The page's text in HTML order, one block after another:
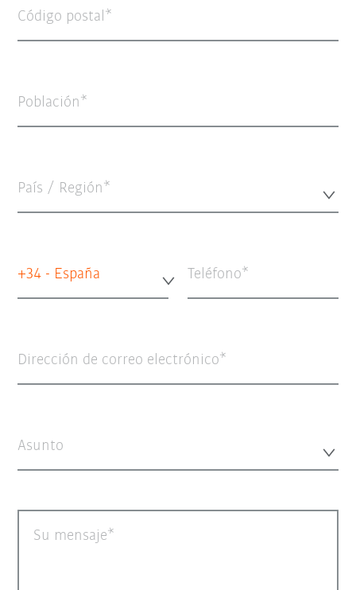
Código postal
Población
País / Región*
+34 - España Teléfono
Dirección de correo electrónico
Asunto
Su mensaje